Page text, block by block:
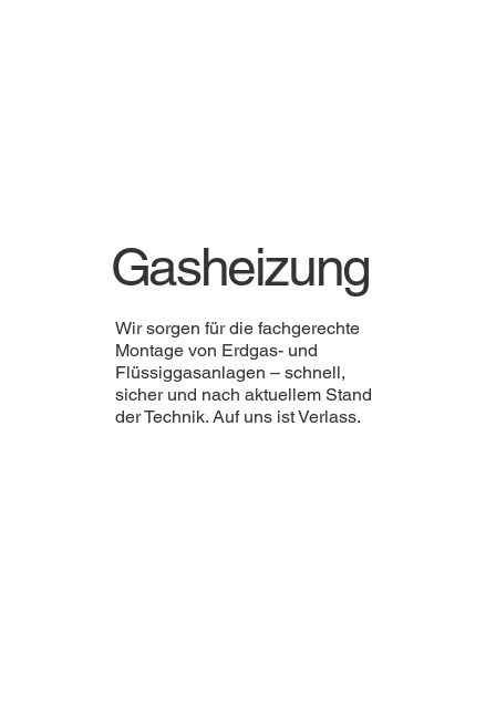
Gasheizung
Wir sorgen für die fachgerechte
Montage von Erdgas- und
Flüssiggasanlagen – schnell,
sicher und nach aktuellem Stand
der Technik. Auf uns ist Verlass.